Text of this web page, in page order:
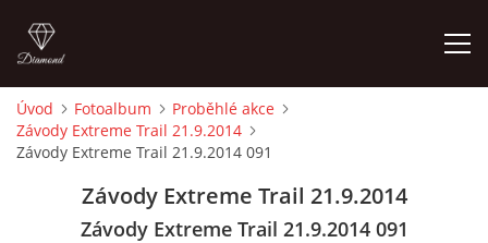
ÚVOD
KONTAKT
Úvod Fotoalbum
Proběhlé akce
Závody Extreme Trail 21.9.2014
Závody Extreme Trail 21.9.2014 091
Závody Extreme Trail 21.9.2014
Závody Extreme Trail 21.9.2014 091